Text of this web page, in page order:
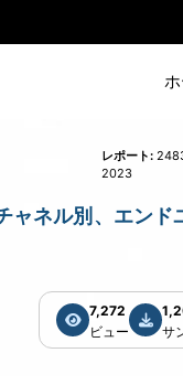
レポート:
2023
ネル別、エンド
7,272
ビュー
サ